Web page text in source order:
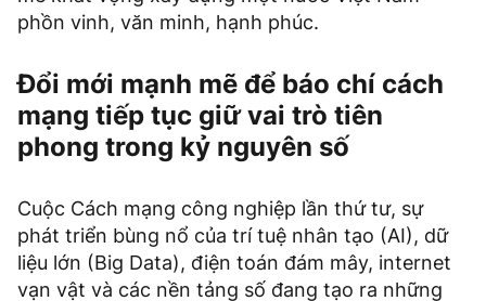
phồn vinh, văn minh, hạnh phúc.
Đổi mới mạnh mẽ để báo chí cách
mạng tiếp tục giữ vai trò tiên
phong trong kỷ nguyên số
Cuộc Cách mạng công nghiệp lần thứ tư, sự
phát triển bùng nổ của trí tuệ nhân tạo (AI), dữ
liệu lớn (Big Data), điện toán đám mây, internet
vạn vật và các nền tảng số đang tạo ra những